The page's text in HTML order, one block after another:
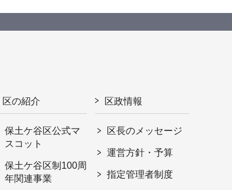
区の紹介
保土ケ谷区公式マ
スコット
保土ケ谷区制100周
年関連事業
区政情報
区長のメッセージ
運営方針・予算
指定管理者制度